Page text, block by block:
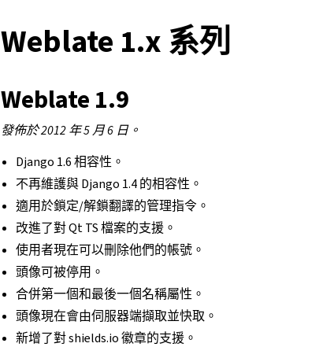
Weblate 1.x 系列
Weblate 1.9
發佈於 2012 年 5 月 6 日。
Django 1.6 相容性。
不再維護與 Django 1.4 的相容性。
適用於鎖定/解鎖翻譯的管理指令。
改進了對 Qt TS 檔案的支援。
使用者現在可以刪除他們的帳號。
頭像可被停用。
合併第一個和最後一個名稱屬性。
頭像現在會由伺服器端擷取並快取。
新增了對 shields.io 徽章的支援。